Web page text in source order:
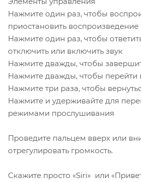
Нажмите один раз, чтобы
приостановить
Нажмите один раз, чтобы
отключить или включить звук
Нажмите дважды, чтобы
Нажмите дважды, чтобы перейти
Нажмите три раза, чтобы
Нажмите и удерживайте для
режимами прослушивания
Проведите пальцем вверх или
отрегулировать громкость.
Скажите просто «Siri» или